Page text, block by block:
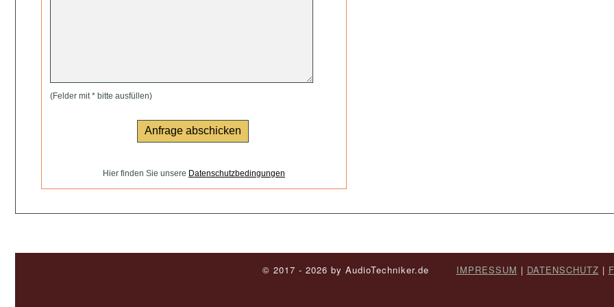
(Felder mit * bitte ausfüllen)
Hier finden Sie unsere Datenschutzbedingungen
© 2017 - 2026 by AudioTechniker.de IMPRESSUM | DATENSCHUTZ |